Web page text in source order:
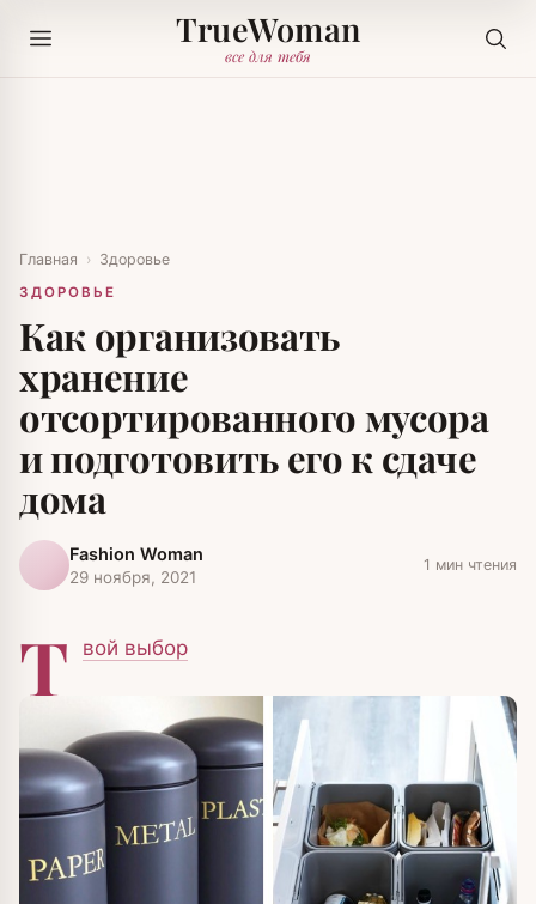
TrueWoman
все для тебя
Главная › Здоровье
ЗДОРОВЬЕ
Как организовать
хранение
отсортированного мусора
и подготовить его к сдаче
дома
Fashion Woman
29 ноября, 2021
1 мин чтения
Т вой выбор